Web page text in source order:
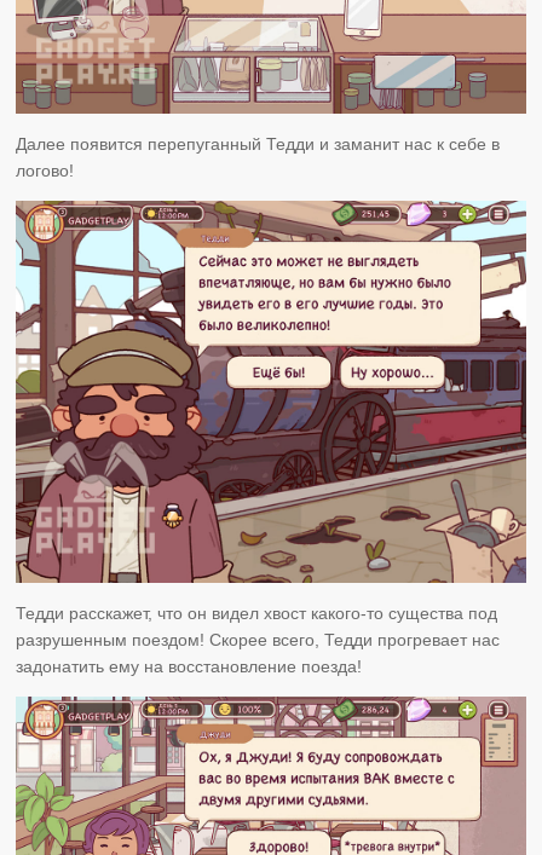
Далее появится перепуганный Тедди и заманит нас к себе в
логово!
Тедди расскажет, что он видел хвост какого-то существа под
разрушенным поездом! Скорее всего, Тедди прогревает нас
задонатить ему на восстановление поезда!